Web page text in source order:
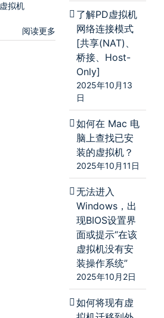
虚拟机
阅读更多
了解PD虚拟机
网络连接模式
[共享(NAT)、
桥接、Host-
Only]
2025年10月13
日
如何在 Mac 电
脑上查找已安
装的虚拟机？
2025年10月11日
无法进入
Windows，出
现BIOS设置界
面或提示“在该
虚拟机没有安
装操作系统”
2025年10月2日
如何将现有虚